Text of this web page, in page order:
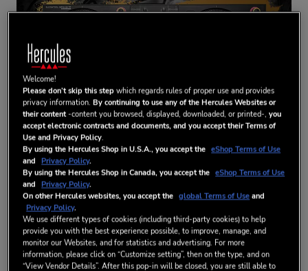
Welcome!
Please don’t skip this stepwhich regards rules of proper use and provides
privacy information.By continuing to use any of the Hercules Websites or
their content-content you browsed, displayed, downloaded, or printed-,you
accept electronic contracts and documents, and you accept their Terms of
Use and Privacy Policy.
By using the Hercules Shop in U.S.A., you accept the eShop Terms of Use
and Privacy Policy.
By using the Hercules Shop in Canada, you accept the eShop Terms of Use
and Privacy Policy.
On other Hercules websites, you accept the global Terms of Useand
Privacy Policy.
We use different types of cookies (including third-party cookies) to help
provide you with the best experience possible, to improve, manage, and
monitor our Websites, and for statistics and advertising. For more
information, please click on “Customize setting”, then on the type, and on
“View Vendor Details”. After this pop-in will be closed, you are still able to